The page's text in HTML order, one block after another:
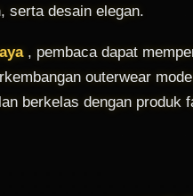
serta desain elegan.
, pembaca dapat
outerwear
berkelas dengan